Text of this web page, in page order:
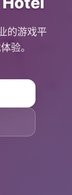
的游戏平
验。